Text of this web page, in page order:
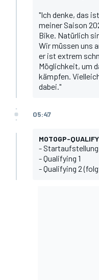
"Ich denke, das
meiner Saison
Bike. Natürlich
Wir müssen uns
er ist extrem
Möglichkeit, um
kämpfen.
dabei."
05:47
MOTOGP-
- Startaufstellung
-Qualifying 1
- Qualifying 2